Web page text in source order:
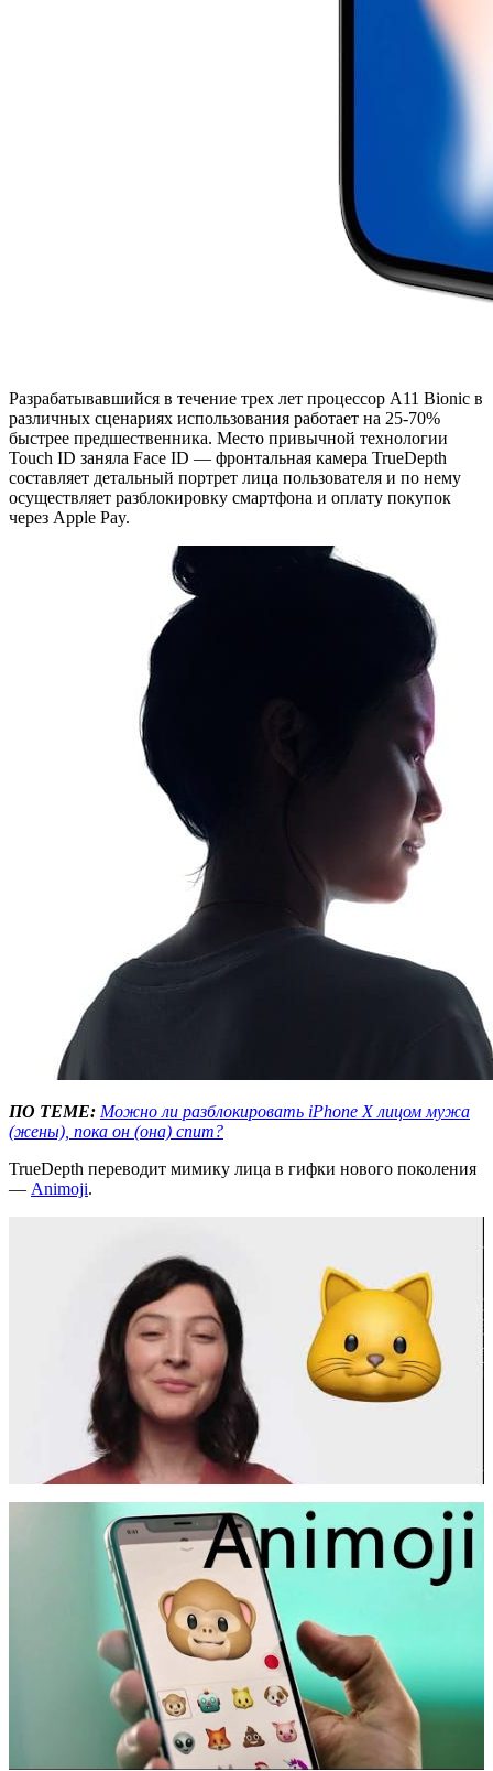
Разрабатывавшийся в течение трех лет процессор А11 Bionic в
различных сценариях использования работает на 25-70%
быстрее предшественника. Место привычной технологии
Touch ID заняла Face ID — фронтальная камера TrueDepth
составляет детальный портрет лица пользователя и по нему
осуществляет разблокировку смартфона и оплату покупок
через Apple Pay.
ПО ТЕМЕ: Можно ли разблокировать iPhone X лицом мужа
(жены), пока он (она) спит?
TrueDepth переводит мимику лица в гифки нового поколения
— Animoji.